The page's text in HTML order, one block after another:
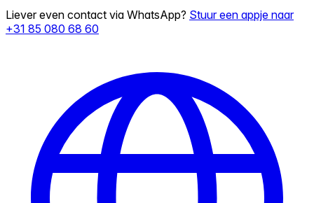
Liever even contact via WhatsApp? Stuur een appje naar
+31 85 080 68 60